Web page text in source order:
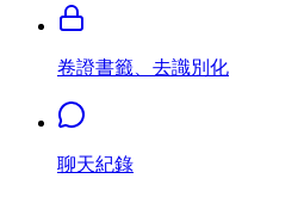
卷證書籤、去識別化
聊天紀錄